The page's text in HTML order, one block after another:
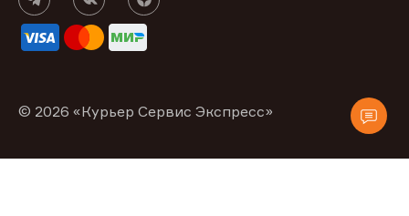
© 2026 «Курьер Сервис Экспресс»